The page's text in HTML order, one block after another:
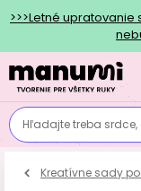
>>>Letné upratovanie
Hľadajte treba srdce,
Kreatívne sady